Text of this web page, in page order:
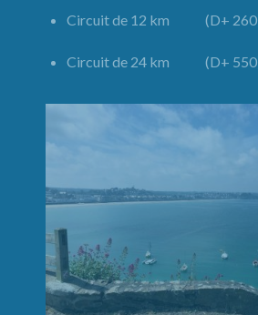
Circuit de 12 km (D+
Circuit de 24 km (D+